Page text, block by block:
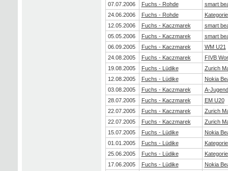
07.07.2006
Fuchs - Rohde
smart
24.06.2006
Fuchs - Rohde
12.05.2006
Fuchs - Kaczmarek
smart
05.05.2006
Fuchs - Kaczmarek
smart
06.09.2005
Fuchs - Kaczmarek
WM U21
24.08.2005
Fuchs - Kaczmarek
FIVB
19.08.2005
Fuchs - Lüdike
Zurich
12.08.2005
Fuchs - Lüdike
Nokia
03.08.2005
Fuchs - Kaczmarek
A-Jugend
28.07.2005
Fuchs - Kaczmarek
EM U20
22.07.2005
Fuchs - Kaczmarek
Zurich
22.07.2005
Fuchs - Kaczmarek
Zurich
15.07.2005
Fuchs - Lüdike
Nokia
01.01.2005
Fuchs - Lüdike
25.06.2005
Fuchs - Lüdike
17.06.2005
Fuchs - Lüdike
Nokia